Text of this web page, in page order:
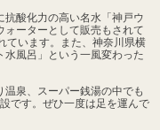
抗酸化力の高い名水「神戸ウ
ォーターとして販売もされて
ています。また、神奈川県横
風呂」という一風変わった
泉、スーパー銭湯の中でも
です。ぜひ一度は足を運んで